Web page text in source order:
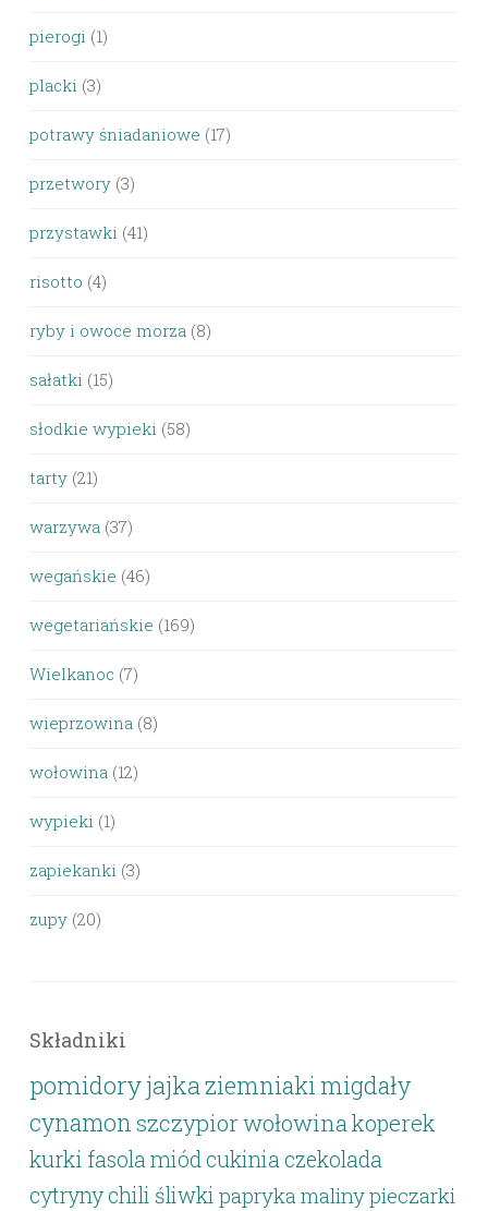
pierogi (1)
placki (3)
potrawy śniadaniowe (17)
przetwory (3)
przystawki (41)
risotto (4)
ryby i owoce morza (8)
sałatki (15)
słodkie wypieki (58)
tarty (21)
warzywa (37)
wegańskie (46)
wegetariańskie (169)
Wielkanoc (7)
wieprzowina (8)
wołowina (12)
wypieki (1)
zapiekanki (3)
zupy (20)
Składniki
pomidoryjajkaziemniaki migdały
cynamonszczypiorwołowinakoperek
kurki fasolamiódcukiniaczekolada
cytrynychili śliwki paprykamalinypieczarki